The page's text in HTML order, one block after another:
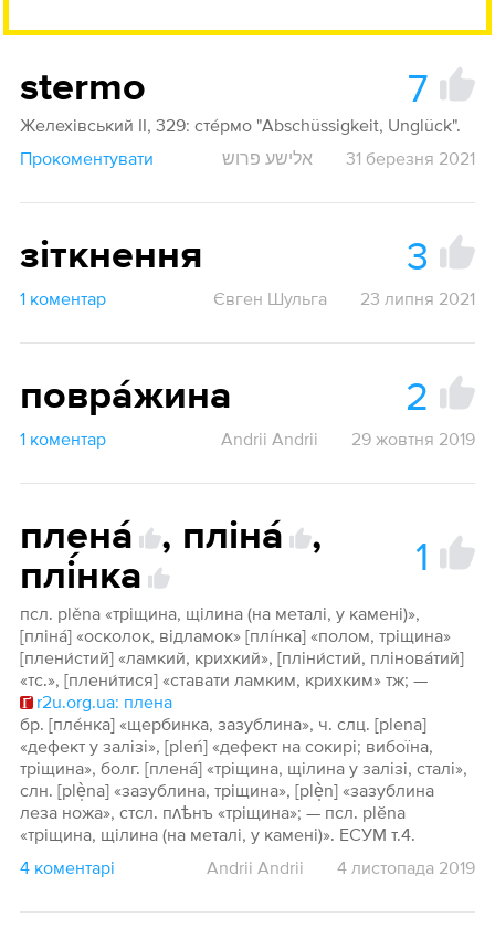
stermo 7
Желехівський ІІ, 329: сте́рмо "Abschüssigkeit, Unglück".
Прокоментувати
אלישע פרוש 31 березня 2021
зіткнення 3
1 коментар Євген Шульга 23 липня 2021
поврáжина 2
1 коментар Andrii Andrii 29 жовтня 2019
пленá , плінá
,
плі́нка
1
псл. plěna «тріщина, щілина (на металі, у камені)»,
[плінá] «осколок, відламок» [плíнка] «полом, тріщина»
[плени́стий] «ламкий, крихкий», [пліни́стий, пліновáтий]
«тс.», [плени́тися] «ставати ламким, крихким» тж; —
r2u.org.ua: плена
бр. [плéнка] «щербинка, зазублина», ч. слц. [plena]
«дефект у залізі», [pleń] «дефект на сокирі; вибоїна,
тріщина», болг. [пленá] «тріщина, щілина у залізі, сталі»,
слн. [plè̩na] «зазублина, тріщина», [plè̩n] «зазублина
леза ножа», стсл. пʌѣнъ «тріщина»; — псл. plĕna
«тріщина, щілина (на металі, у камені)». ЕСУМ т.4.
4 коментарі
Andrii Andrii 4 листопада 2019